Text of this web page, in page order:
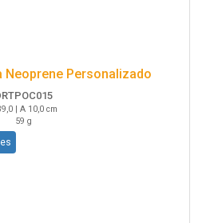
Neoprene Personalizado
| A 10,0 cm
59 g